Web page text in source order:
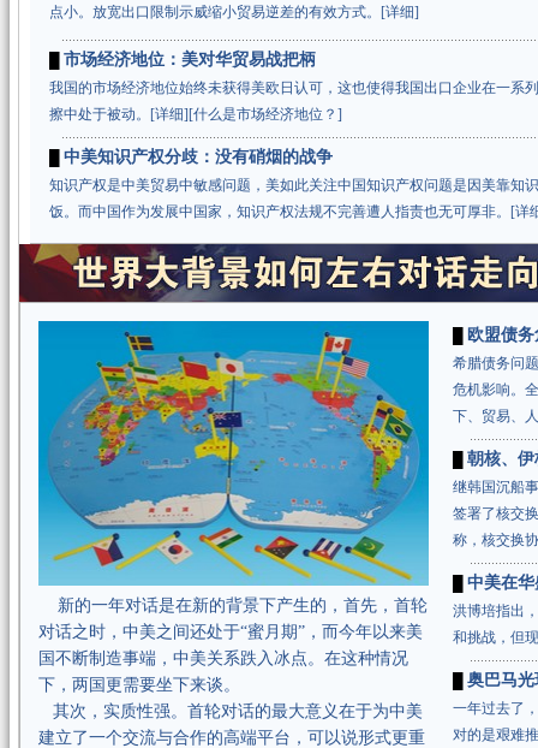
点小。放宽出口限制示威缩小贸易逆差的有效方式。 [详细]
市场经济地位：美对华贸易战把柄
我国的市场经济地位始终未获得美欧日认可，这也使得我国出口企业在一系
擦中处于被动。[详细][什么是市场经济地位？ ]
中美知识产权分歧：没有硝烟的战争
知识产权是中美贸易中敏感问题，美如此关注中国知识产权问题是因美靠知
饭。而中国作为发展中国家，知识产权法规不完善遭人指责也无可厚非。[详
新的一年对话是在新的背景下产生的，首先，首轮
对话之时，中美之间还处于“蜜月期”，而今年以来美
国不断制造事端，中美关系跌入冰点。在这种情况
下，两国更需要坐下来谈。
其次，实质性强。首轮对话的最大意义在于为中美
建立了一个交流与合作的高端平台，可以说形式更重
欧盟债
希腊债务问
危机影响。
下、贸易、
朝核、
继韩国沉船
签署了核交
称，核交换
中美在
洪博培指出
和挑战，但
奥巴马
一年过去了
对的是艰难